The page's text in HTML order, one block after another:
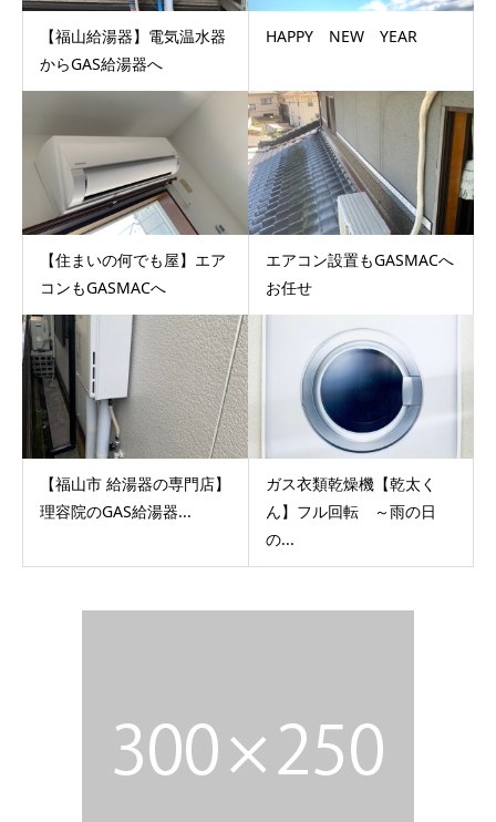
【福山給湯器】電気温水器
からGAS給湯器へ
HAPPY NEW YEAR
【住まいの何でも屋】エア
コンもGASMACへ
エアコン設置もGASMACへ
お任せ
【福山市 給湯器の専門店】
理容院のGAS給湯器...
ガス衣類乾燥機【乾太く
ん】フル回転 ～雨の日
の...